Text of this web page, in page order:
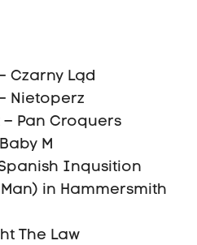
Czarny Ląd
Nietoperz
– Pan Croquers
M
Inqusition
in Hammersmith
The Law